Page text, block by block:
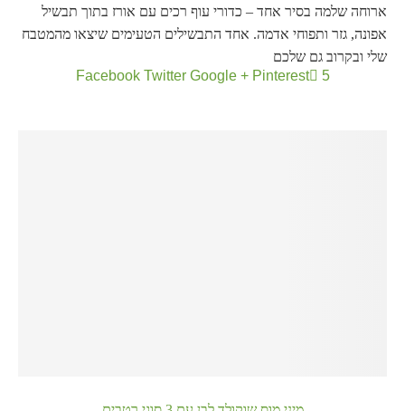
ארוחה שלמה בסיר אחד – כדורי עוף רכים עם אורז בתוך תבשיל
אפונה, גזר ותפוחי אדמה. אחד התבשילים הטעימים שיצאו מהמטבח
שלי ובקרוב גם שלכם
5
Facebook Twitter Google + Pinterest